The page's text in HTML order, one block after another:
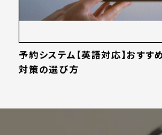
予約システム【英語対応】おすす
対策の選び方